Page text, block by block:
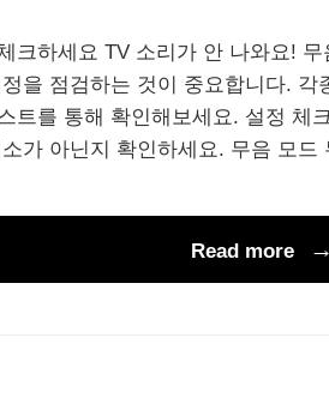
크하세요 TV 소리가 안 나와요!
을 점검하는 것이 중요합니다.
트를 통해 확인해보세요. 설정 체
가 아닌지 확인하세요. 무음 모
Read more